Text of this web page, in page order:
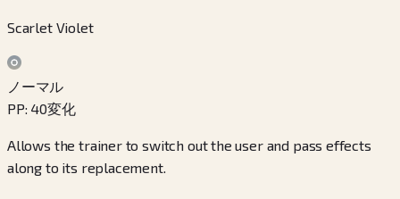
Scarlet Violet
ノーマル
PP: 40変化
Allows the trainer to switch out the user and pass effects
along to its replacement.